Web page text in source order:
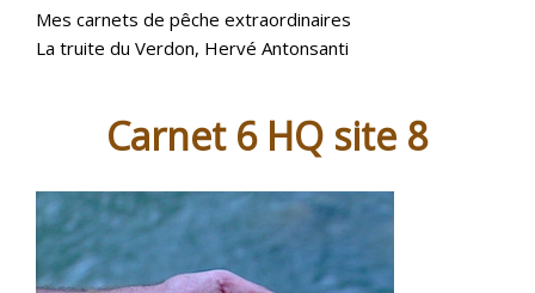
Mes carnets de pêche extraordinaires
La truite du Verdon, Hervé Antonsanti
Carnet 6 HQ site 8